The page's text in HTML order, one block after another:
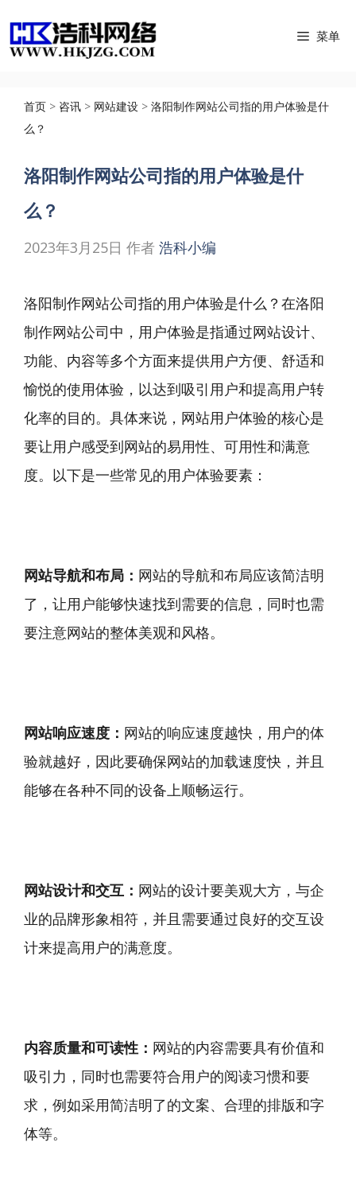
至
菜单
首页 > 咨讯 > 网站建设 > 洛阳制作网站公司指的用户体验是什
么？
洛阳制作网站公司指的用户体验是什
么？
2023年3月25日 作者 浩科小编
洛阳制作网站公司指的用户体验是什么？在洛阳
制作网站公司中，用户体验是指通过网站设计、
功能、内容等多个方面来提供用户方便、舒适和
愉悦的使用体验，以达到吸引用户和提高用户转
化率的目的。具体来说，网站用户体验的核心是
要让用户感受到网站的易用性、可用性和满意
度。以下是一些常见的用户体验要素：
网站导航和布局： 网站的导航和布局应该简洁明
了，让用户能够快速找到需要的信息，同时也需
要注意网站的整体美观和风格。
网站响应速度： 网站的响应速度越快，用户的体
验就越好，因此要确保网站的加载速度快，并且
能够在各种不同的设备上顺畅运行。
网站设计和交互： 网站的设计要美观大方，与企
业的品牌形象相符，并且需要通过良好的交互设
计来提高用户的满意度。
内容质量和可读性： 网站的内容需要具有价值和
吸引力，同时也需要符合用户的阅读习惯和要
求，例如采用简洁明了的文案、合理的排版和字
体等。